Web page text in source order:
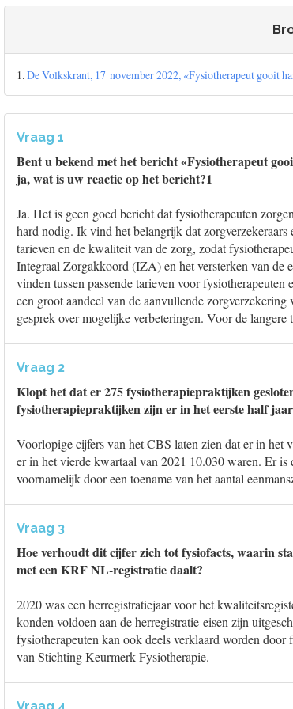
1.De Volkskrant, 17 november 2022, «Fysiotherapeut gooit
Vraag 1
Bent u bekend met het bericht «Fysiotherapeut
ja, wat is uw reactie op het bericht?1
Ja. Het is geen goed bericht dat fysiotherapeuten
hard nodig. Ik vind het belangrijk dat zorgverzekeraars
tarieven en de kwaliteit van de zorg, zodat
Integraal Zorgakkoord (IZA) en het versterken van de
vinden tussen passende tarieven voor
een groot aandeel van de aanvullende
gesprek over mogelijke verbeteringen. Voor de
Vraag 2
Klopt het dat er 275 fysiotherapiepraktijken
fysiotherapiepraktijken zijn er in het eerste half
Voorlopige cijfers van het CBS laten zien dat er in
er in het vierde kwartaal van 2021 10.030 waren. Er
voornamelijk door een toename van het aantal
Vraag 3
Hoe verhoudt dit cijfer zich tot fysiofacts, waarin
met een KRF NL-registratie daalt?
2020 was een herregistratiejaar voor het
konden voldoen aan de herregistratie-eisen zijn
fysiotherapeuten kan ook deels verklaard worden
van Stichting Keurmerk Fysiotherapie.